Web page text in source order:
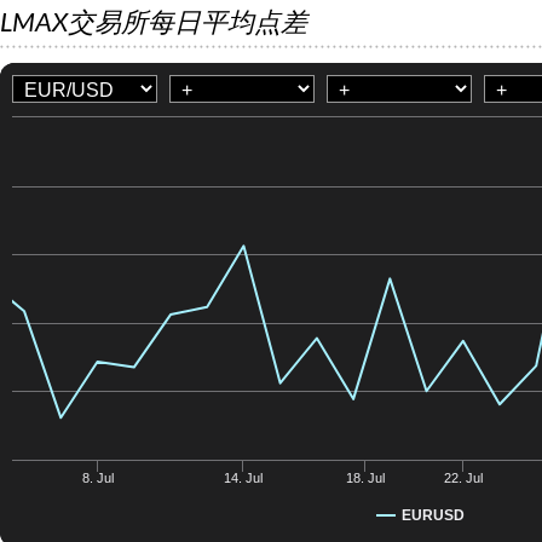
LMAX交易所每日平均点差